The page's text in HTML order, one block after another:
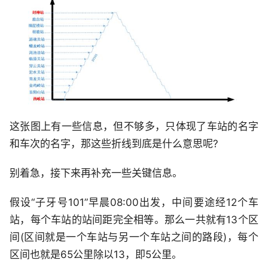
这张图上有一些信息，但不够多，只体现了车站的名字
和车次的名字，那这些折线到底是什么意思呢?
别着急，接下来再补充一些关键信息。
假设“子牙号101”早晨08:00出发，中间要途经12个车
站，每个车站的站间距完全相等。那么一共就有13个区
间(区间就是一个车站与另一个车站之间的路段)，每个
区间也就是65公里除以13，即5公里。